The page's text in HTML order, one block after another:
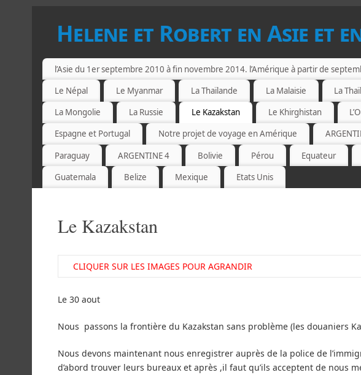
Helene et Robert en Asie et
l’Asie du 1er septembre 2010 à fin novembre 2014. l’Amérique à partir de
Le Népal
Le Myanmar La Thaïlande La Malaisie La
La Mongolie
La Russie Le Kazakstan Le Khirghistan
Espagne et Portugal
Notre projet de voyage en Amérique
Paraguay
ARGENTINE 4 Bolivie Pérou Equateur
Guatemala
Belize Mexique Etats Unis
Le Kazakstan
CLIQUER SUR LES IMAGES POUR AGRANDIR
Le 30 aout
Nous passons la frontière du Kazakstan sans problème (les douaniers
Nous devons maintenant nous enregistrer auprès de la police de
d’abord trouver leurs bureaux et après ,il faut qu’ils acceptent de nous